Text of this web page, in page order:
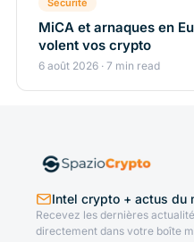
MiCA et arnaques en
volent vos crypto
6 août 2026 · 7 min read
Intel crypto + actus du
Recevez les dernières
directement dans votre boîte